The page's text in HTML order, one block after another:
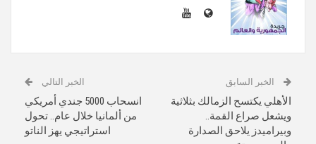
الخبر السابق
الأهلي يكتسح الزمالك بثلاثية
ويشعل صراع القمة..
وبيراميدز يلاحق الصدارة
الخبر التالي
انسحاب 5000 جندي أمريكي
من ألمانيا خلال عام.. تحول
استراتيجي يهز الناتو